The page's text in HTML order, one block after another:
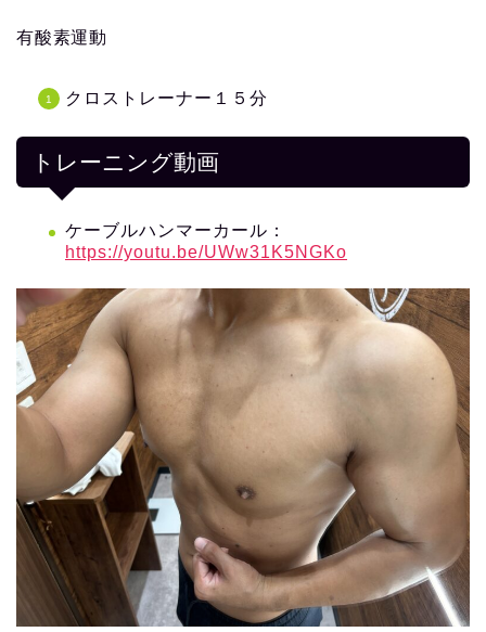
有酸素運動
クロストレーナー１５分
トレーニング動画
ケーブルハンマーカール：
https://youtu.be/UWw31K5NGKo